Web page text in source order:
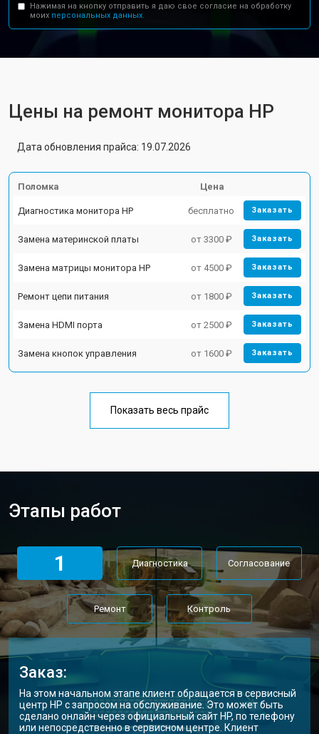
Нажимая на кнопку отправить я даю свое согласие на обработку
моих персональных данных.
Цены на ремонт монитора HP
Дата обновления прайса: 19.07.2026
Поломка Цена
Диагностика монитора HP бесплатно Заказать
Замена материнской платы от 3300 ₽ Заказать
Замена матрицы монитора HP от 4500 ₽ Заказать
Ремонт цепи питания от 1800 ₽ Заказать
Замена HDMI порта от 2500 ₽ Заказать
Замена кнопок управления от 1600 ₽ Заказать
Показать весь прайс
Этапы работ
1 Диагностика Согласование
Ремонт Контроль
Заказ:
На этом начальном этапе клиент обращается в сервисный
центр HP с запросом на обслуживание. Это может быть
сделано онлайн через официальный сайт HP, по телефону
или непосредственно в сервисном центре. Клиент